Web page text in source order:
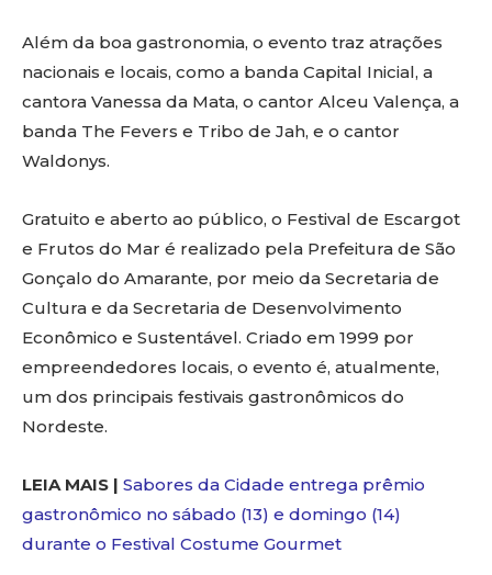
Além da boa gastronomia, o evento traz atrações
nacionais e locais, como a banda Capital Inicial, a
cantora Vanessa da Mata, o cantor Alceu Valença, a
banda The Fevers e Tribo de Jah, e o cantor
Waldonys.
Gratuito e aberto ao público, o Festival de Escargot
e Frutos do Mar é realizado pela Prefeitura de São
Gonçalo do Amarante, por meio da Secretaria de
Cultura e da Secretaria de Desenvolvimento
Econômico e Sustentável. Criado em 1999 por
empreendedores locais, o evento é, atualmente,
um dos principais festivais gastronômicos do
Nordeste.
LEIA MAIS | Sabores da Cidade entrega prêmio
gastronômico no sábado (13) e domingo (14)
durante o Festival Costume Gourmet